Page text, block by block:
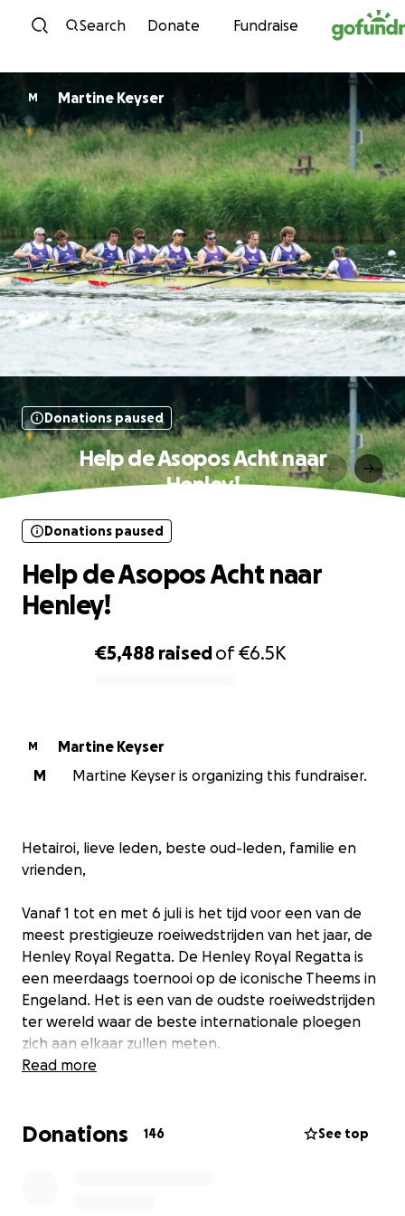
Skip to content
Search Donate Fundraise
M Martine Keyser
Donations paused
Help de Asopos Acht naar
Henley!
€5,488 raisedof€6.5K
Donations paused
Help de Asopos Acht naar
Henley!
M
Martine Keyser
M
Martine Keyser is organizing this fundraiser.
Hetairoi, lieve leden, beste oud-leden, familie en
vrienden,
Vanaf 1 tot en met 6 juli is het tijd voor een van de
meest prestigieuze roeiwedstrijden van het jaar, de
Henley Royal Regatta. De Henley Royal Regatta is
een meerdaags toernooi op de iconische Theems in
Engeland. Het is een van de oudste roeiwedstrijden
ter wereld waar de beste internationale ploegen
zich aan elkaar zullen meten.
vertegenwoordigen in het studentenveld op dit
Read more
Donations 146 See top